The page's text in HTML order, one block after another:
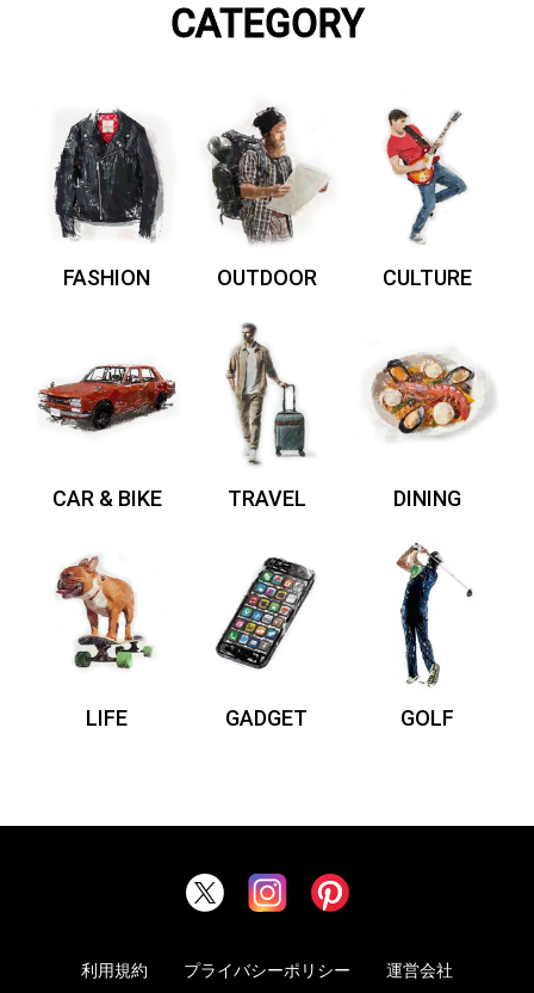
CATEGORY
FASHION OUTDOOR CULTURE
CAR & BIKE TRAVEL DINING
LIFE GADGET GOLF
利用規約 プライバシーポリシー 運営会社